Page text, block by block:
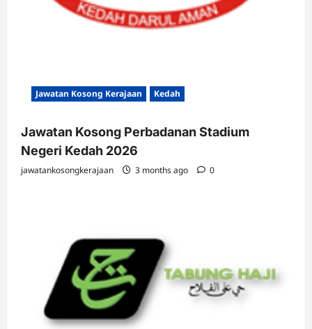
Jawatan Kosong Kerajaan Kedah
Jawatan Kosong Perbadanan Stadium
Negeri Kedah 2026
jawatankosongkerajaan 3 months ago 0